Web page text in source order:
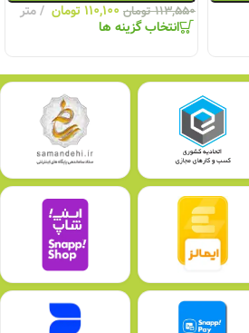
۱۱۳,۵۵۰ تومان ۱۱۰,۱۰۰ تومان متر
انتخاب گزینه ها